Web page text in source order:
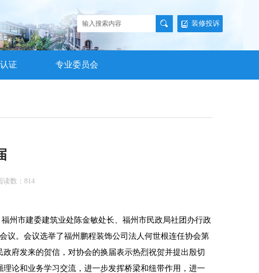
装修投诉
证 专业委员会
读数：814
州市建委建筑业处陈金敏处长、福州市民政局社团办行政
议。会议选举了福州鹏程装饰公司法人何世根连任协会第
府发来的贺信，对协会的换届表示热烈祝贺并提出殷切
论和业务学习交流，进一步发挥桥梁和纽带作用，进一